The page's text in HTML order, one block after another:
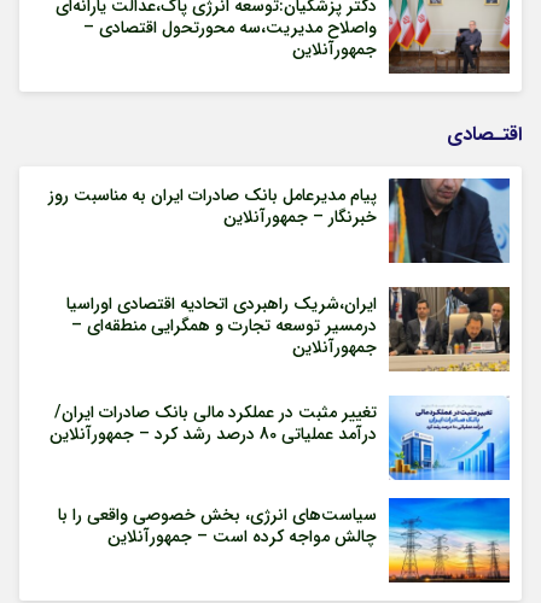
دکتر پزشکیان:توسعه انرژی پاک،عدالت یارانه‌ای
واصلاح مدیریت،سه محورتحول اقتصادی –
جمهورآنلاین
اقتـصادی
پیام مدیرعامل بانک صادرات ایران به مناسبت روز
خبرنگار – جمهورآنلاین
ایران،شریک راهبردی اتحادیه اقتصادی اوراسیا
درمسیر توسعه تجارت و همگرایی منطقه‌ای –
جمهورآنلاین
تغییر مثبت در عملکرد مالی بانک صادرات ایران/
درآمد عملیاتی 80 درصد رشد کرد – جمهورآنلاین
سیاست‌های انرژی، بخش خصوصی واقعی را با
چالش مواجه کرده است – جمهورآنلاین